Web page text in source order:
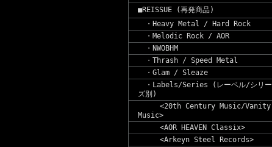
■REISSUE (再発商品)
・Heavy Metal / Hard Rock
・Melodic Rock / AOR
・NWOBHM
・Thrash / Speed Metal
・Glam / Sleaze
・Labels/Series (レーベル/シリー
ズ別)
<20th Century Music/Vanity
Music>
<AOR HEAVEN Classix>
<Arkeyn Steel Records>